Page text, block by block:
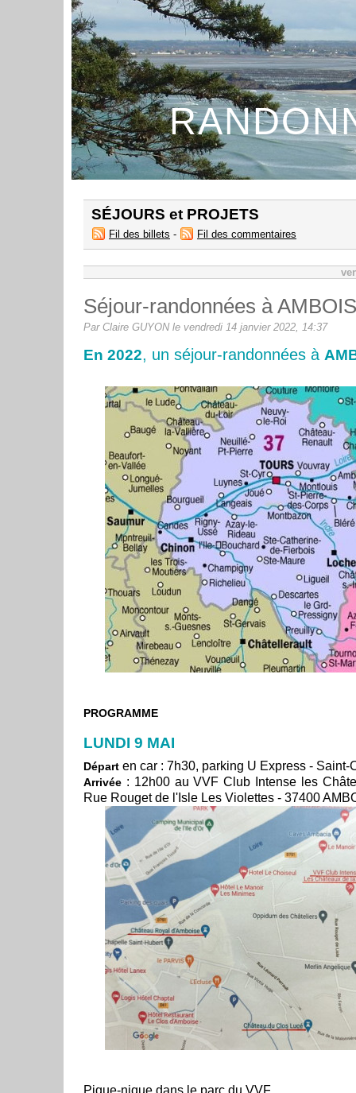
SÉJOURS et PROJETS
Fil des billets - Fil des commentaires
Séjour-randonnées à
Par Claire GUYON le vendredi 14 janvier 2022, 14:37
En 2022, un séjour-randonnées à
PROGRAMME
LUNDI 9 MAI
Départ en car : 7h30, parking U Express - Saint-
Arrivée : 12h00 au VVF Club Intense les
Rue Rouget de l'Isle Les Violettes - 37400
Pique-nique dans le parc du VVF.